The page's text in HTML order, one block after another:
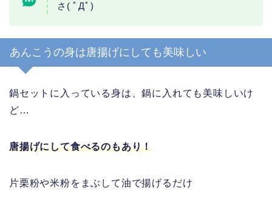
さ( ﾟДﾟ)
あんこうの身は唐揚げにしても美味しい
鍋セットに入っている身は、鍋に入れても美味しいけ
ど…
唐揚げにして食べるのもあり！
片栗粉や米粉をまぶして油で揚げるだけ